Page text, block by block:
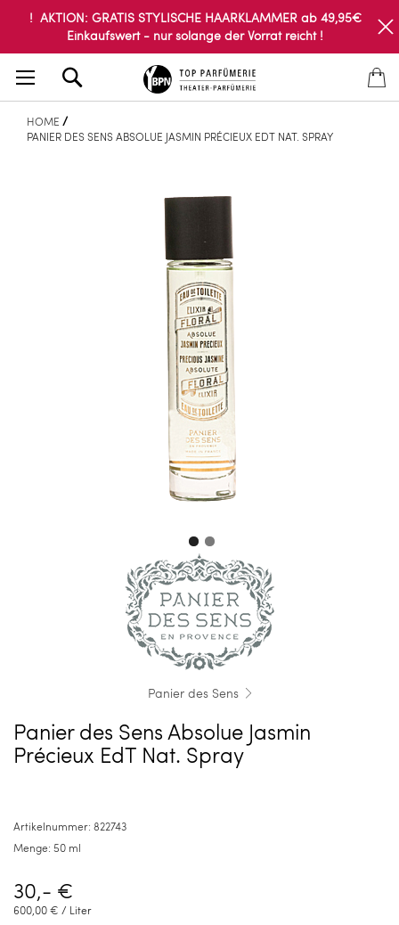
! AKTION: GRATIS STYLISCHE HAARKLAMMER ab 49,95€
Einkaufswert - nur solange der Vorrat reicht !
HOME
PANIER DES SENS ABSOLUE JASMIN PRÉCIEUX EDT NAT. SPRAY
Panier des Sens
Panier des Sens Absolue Jasmin
Précieux EdT Nat. Spray
Artikelnummer: 822743
Menge: 50 ml
30,- €
600,00 € / Liter